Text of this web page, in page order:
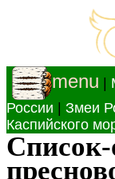
menu
России
Змеи
Каспийского
Список-